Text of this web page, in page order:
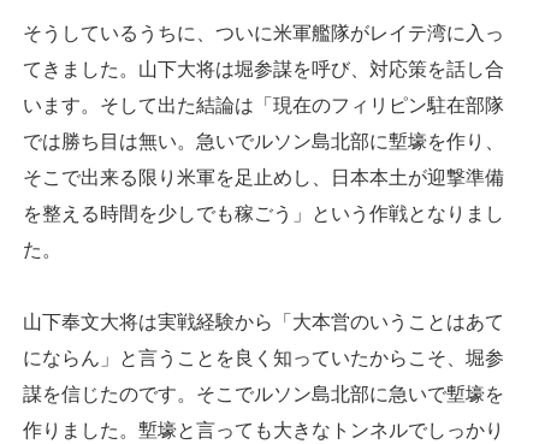
そうしているうちに、ついに米軍艦隊がレイテ湾に入っ
てきました。山下大将は堀参謀を呼び、対応策を話し合
います。そして出た結論は「現在のフィリピン駐在部隊
では勝ち目は無い。急いでルソン島北部に塹壕を作り、
そこで出来る限り米軍を足止めし、日本本土が迎撃準備
を整える時間を少しでも稼ごう」という作戦となりまし
た。
山下奉文大将は実戦経験から「大本営のいうことはあて
にならん」と言うことを良く知っていたからこそ、堀参
謀を信じたのです。そこでルソン島北部に急いで塹壕を
作りました。塹壕と言っても大きなトンネルでしっかり